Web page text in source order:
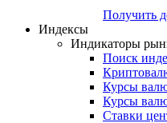
Получить
Индексы
Индикаторы
Поиск
Курсы
Курсы
Ставки